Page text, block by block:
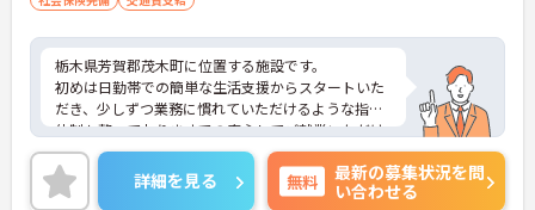
栃木県芳賀郡茂木町に位置する施設です。
初めは日勤帯での簡単な生活支援からスタートいた
だき、少しずつ業務に慣れていただけるような指導
体制も整っておりますでの安心してご就業いただけ
ます。
ご興味のある方は是非お気軽にお問い合わせくださ
い。
詳細を見る 無料
最新の募集状況を問
い合わせる